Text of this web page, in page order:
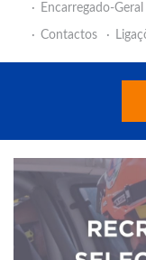
Encarregado-
Contactos